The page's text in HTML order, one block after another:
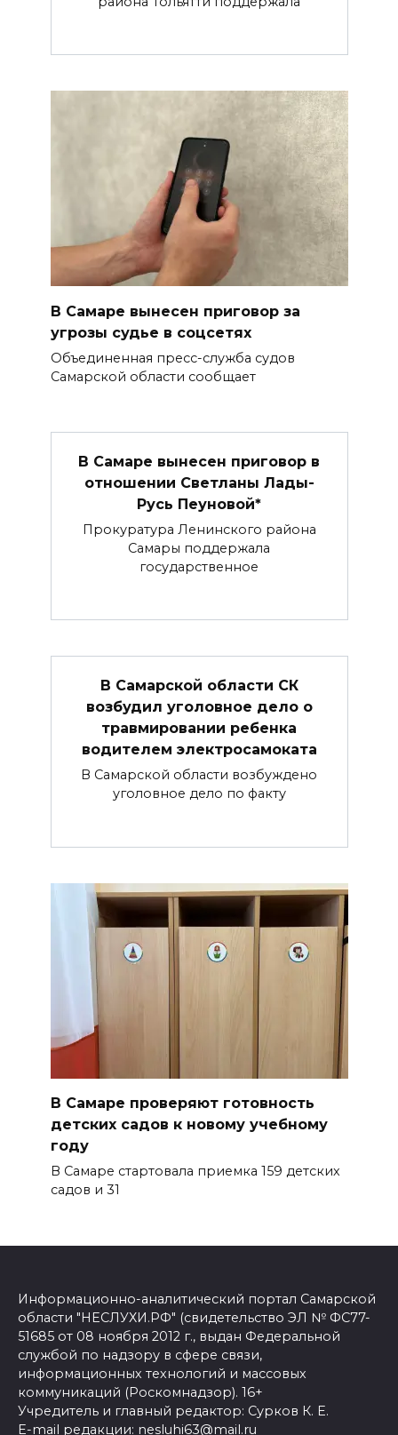
В Самаре вынесен приговор за
угрозы судье в соцсетях
Объединенная пресс-служба судов
Самарской области сообщает
В Самаре вынесен приговор в
отношении Светланы Лады-
Русь Пеуновой*
Прокуратура Ленинского района
Самары поддержала
государственное
В Самарской области СК
возбудил уголовное дело о
травмировании ребенка
водителем электросамоката
В Самарской области возбуждено
уголовное дело по факту
В Самаре проверяют готовность
детских садов к новому учебному
году
В Самаре стартовала приемка 159 детских
садов и 31
Информационно-аналитический портал Самарской
области "НЕСЛУХИ.РФ" (свидетельство ЭЛ № ФС77-
51685 от 08 ноября 2012 г., выдан Федеральной
службой по надзору в сфере связи,
информационных технологий и массовых
коммуникаций (Роскомнадзор). 16+
Учредитель и главный редактор: Сурков К. Е.
E-mail редакции: nesluhi63@mail.ru